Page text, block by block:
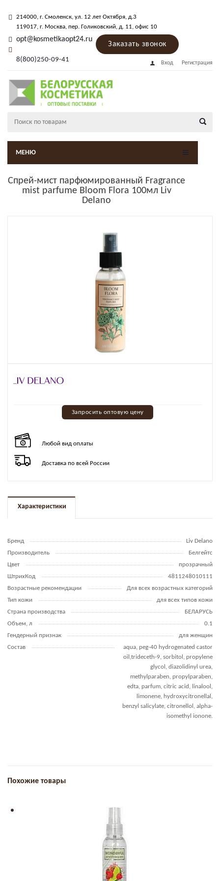
214000, г. Смоленск, ул. 12 лет Октября, д.3
119017, г. Москва, пер. Голиковский, д. 11, офис 10
opt@kosmetikaopt24.ru
8(800)250-09-41
Заказать звонок
Вход Регистрация
МЕНЮ
Спрей-мист парфюмированный Fragrance
mist parfume Bloom Flora 100мл Liv
Delano
Запросить оптовую цену
Любой вид оплаты
Доставка по всей России
Характеристики
Бренд
Liv Delano
Производитель
Белгейтс
Цвет
прозрачный
ШтрихКод
4811248010111
Возрастные рекомендации
Для всех возрастных категорий
Тип кожи
для всех типов кожи
Страна производства
БЕЛАРУСЬ
Объем, л
0.1
Гендерный признак
для женщин
Состав
aqua, peg-40 hydrogenated castor
oil,trideceth-9, sorbitol, propylene
glycol, diazolidinyl urea,
methylparaben, propylparaben,
edta, parfum, citric acid, linalool,
limonene, hydroxycitronellal,
benzyl salicylate, citronellol, alpha-
isomethyl ionone.
Похожие товары